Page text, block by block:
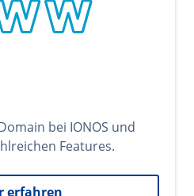
bei IONOS und
Features.
erfahren